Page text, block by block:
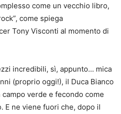
come un vecchio libro,
come spiega
Tony Visconti al momento di
incredibili, sì, appunto… mica
(proprio oggi!), il Duca Bianco
verde e fecondo come
E ne viene fuori che, dopo il